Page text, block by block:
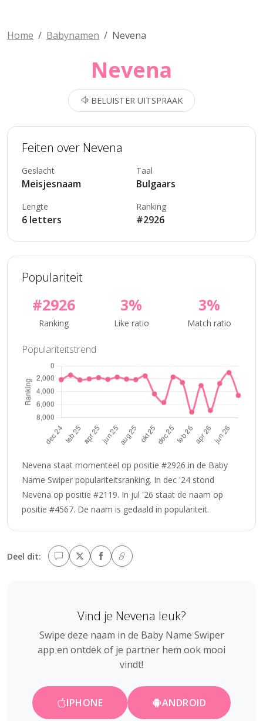
Home Babynamen Nevena
Nevena
BELUISTER UITSPRAAK
Feiten over Nevena
Geslacht
Meisjesnaam
Taal
Bulgaars
Lengte
6 letters
Ranking
#2926
Populariteit
#2926
Ranking
3%
Like ratio
3%
Match ratio
Populariteitstrend
Nevena staat momenteel op positie #2926 in de Baby
Name Swiper populariteitsranking. In dec '24 stond
Nevena op positie #2119. In jul '26 staat de naam op
positie #4567. De naam is gedaald in populariteit.
Deel dit:
Vind je Nevena leuk?
Swipe deze naam in de Baby Name Swiper
app en ontdek of je partner hem ook mooi
vindt!
IPHONE ANDROID